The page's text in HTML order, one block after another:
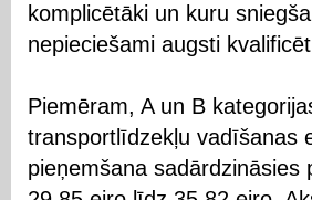
komplicētāki un kuru
nepieciešami augsti
Piemēram, A un B
transportlīdzekļu vadīšanas
pieņemšana sadārdzināsies